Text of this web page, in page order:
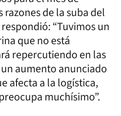
razones de la suba del
“Tuvimos un
que no está
repercutiendo en las
aumento anunciado
afecta a la logística,
muchísimo”.